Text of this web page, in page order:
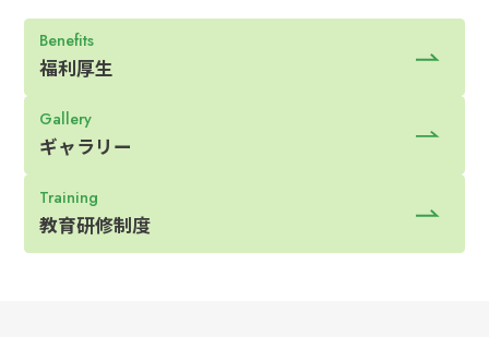
Benefits
福利厚生
Gallery
ギャラリー
Training
教育研修制度